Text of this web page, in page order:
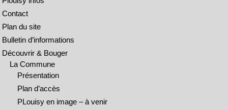
Contact
Plan du site
Bulletin d’informations
Découvrir & Bouger
La Commune
Présentation
Plan d’accès
PLouisy en image – à venir